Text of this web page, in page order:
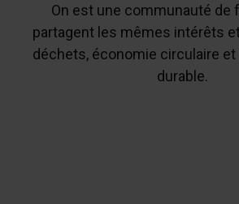
On est une communauté de
partagent les mêmes intérêts
déchets, économie circulaire et
durable.